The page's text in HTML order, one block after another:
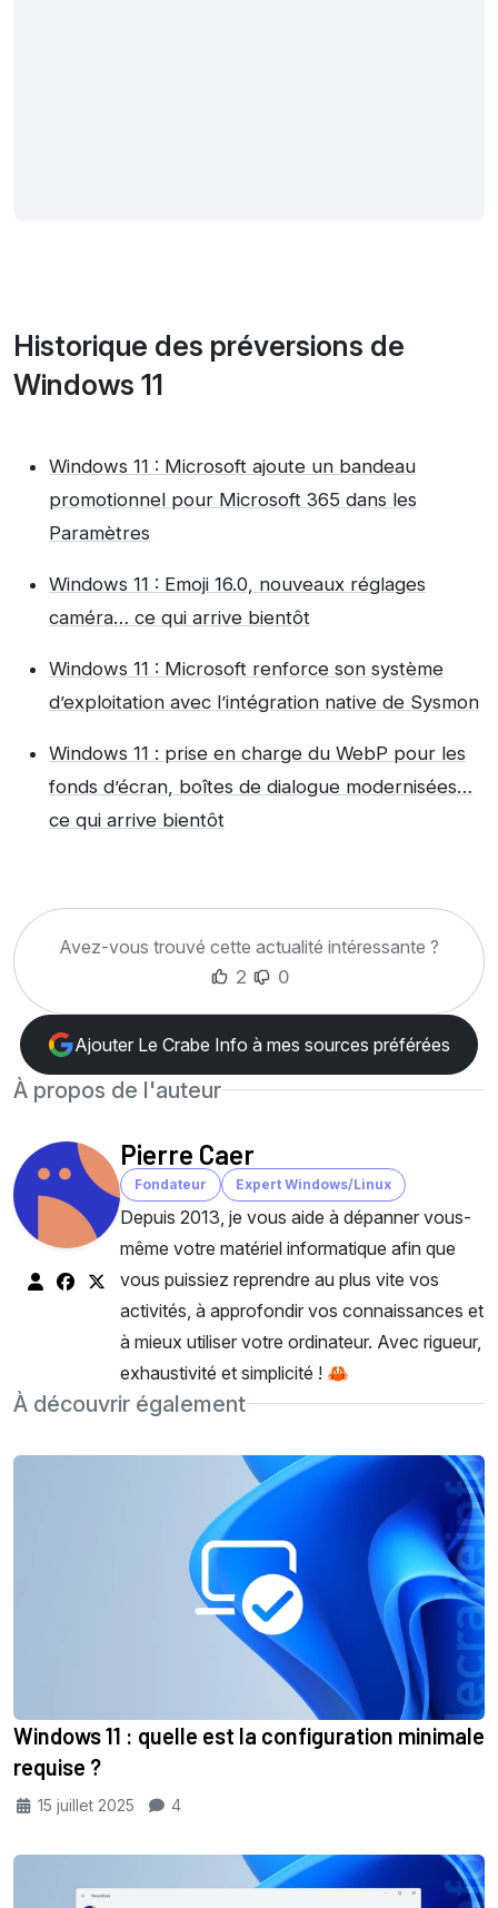
Historique des préversions de
Windows 11
Windows 11 : Microsoft ajoute un bandeau
promotionnel pour Microsoft 365 dans les
Paramètres
Windows 11 : Emoji 16.0, nouveaux réglages
caméra… ce qui arrive bientôt
Windows 11 : Microsoft renforce son système
d’exploitation avec l’intégration native de Sysmon
Windows 11 : prise en charge du WebP pour les
fonds d’écran, boîtes de dialogue modernisées…
ce qui arrive bientôt
Avez-vous trouvé cette actualité intéressante ?
2
0
Ajouter Le Crabe Info à mes sources préférées
À propos de l'auteur
Pierre Caer
Fondateur Expert Windows/Linux
Depuis 2013, je vous aide à dépanner vous-
même votre matériel informatique afin que
vous puissiez reprendre au plus vite vos
activités, à approfondir vos connaissances et
à mieux utiliser votre ordinateur. Avec rigueur,
exhaustivité et simplicité ! 🦀
À découvrir également
Windows 11 : quelle est la configuration minimale
requise ?
15 juillet 2025 4